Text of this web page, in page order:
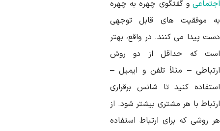
و گفتگوی چهره به چهره
موفقیت های قابل توجهی
پیدا می کنند. در واقع، بهتر
که حداقل از دو روش
– مثلاً تلفن و ایمیل –
کنید تا شانس برقراری
با هر مشتری بیشتر شود. از
روشی که برای ارتباط استفاده